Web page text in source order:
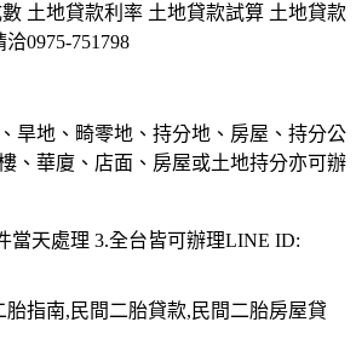
土地貸款利率 土地貸款試算 土地貸款
0975-751798
旱地、畸零地、持分地、房屋、持分公
、華廈、店面、房屋或土地持分亦可辦
當天處理 3.全台皆可辦理LINE ID:
胎指南,民間二胎貸款,民間二胎房屋貸